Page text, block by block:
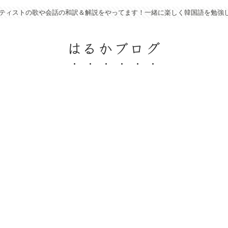
ィストの歌や会話の和訳＆解説をやってます！一緒に楽しく韓国語を勉強
はるかブログ